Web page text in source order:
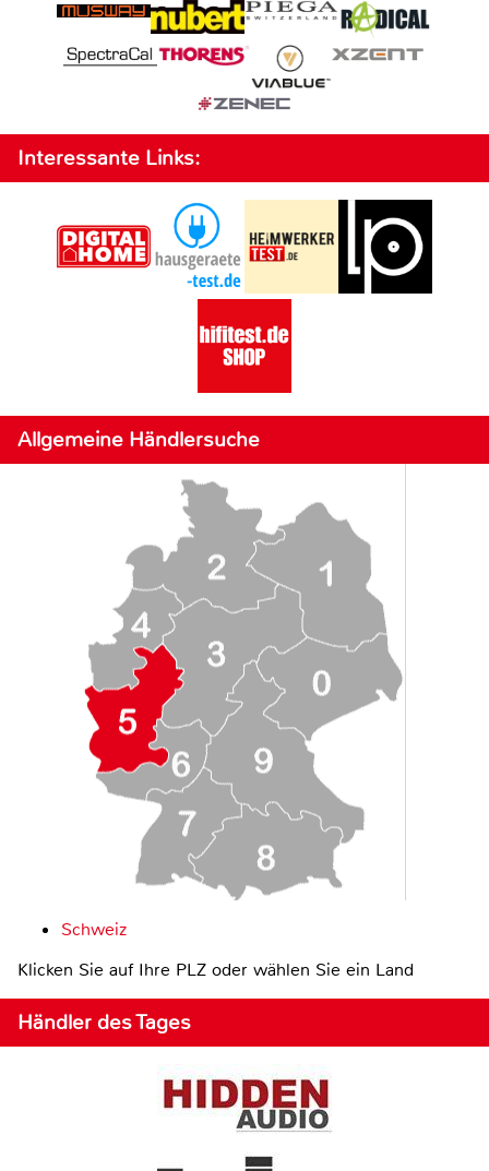
Interessante Links:
Allgemeine Händlersuche
Schweiz
Klicken Sie auf Ihre PLZ oder wählen Sie ein Land
Händler des Tages